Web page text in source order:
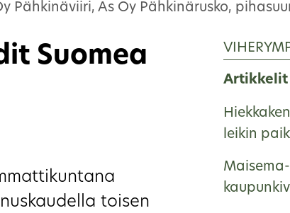
Pähkinäviiri, As Oy Pähkinärusko,
Suomea
toisen
Artikkelit
leikin